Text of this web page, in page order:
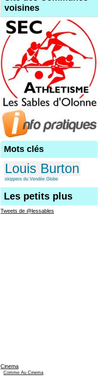
voisines
Mots clés
Louis Burton
skippers du Vendée Globe
Les petits plus
Tweets de @lessables
Cinema
Comme Au Cinema